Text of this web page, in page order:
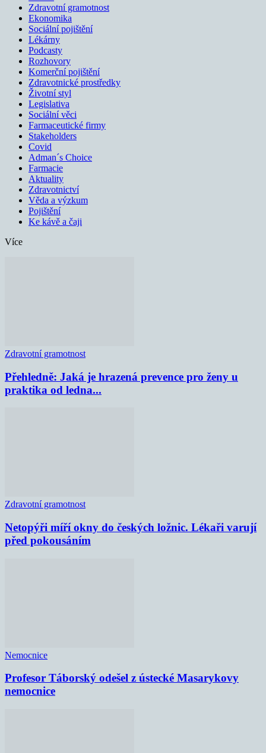
Zdravotní gramotnost
Ekonomika
Sociální pojištění
Lékárny
Podcasty
Rozhovory
Komerční pojištění
Zdravotnické prostředky
Životní styl
Legislativa
Sociální věci
Farmaceutické firmy
Stakeholders
Covid
Adman´s Choice
Farmacie
Aktuality
Zdravotnictví
Věda a výzkum
Pojištění
Ke kávě a čaji
Více
Zdravotní gramotnost
Přehledně: Jaká je hrazená prevence pro ženy u
praktika od ledna...
Zdravotní gramotnost
Netopýři míří okny do českých ložnic. Lékaři varují
před pokousáním
Nemocnice
Profesor Táborský odešel z ústecké Masarykovy
nemocnice